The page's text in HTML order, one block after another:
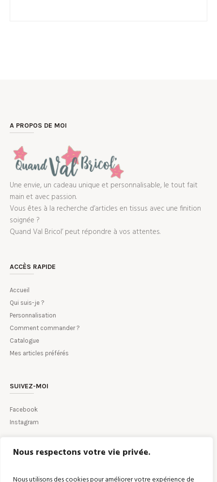
Nous respectons votre vie privée.
A PROPOS DE MOI
Une envie, un cadeau unique et personnalisable, le tout fait
main et avec passion.
Vous êtes à la recherche d’articles en tissus avec une finition
soignée ?
Quand Val Bricol’ peut répondre à vos attentes.
ACCÈS RAPIDE
Accueil
Qui suis-je ?
Personnalisation
Comment commander ?
Catalogue
Mes articles préférés
SUIVEZ-MOI
Facebook
Instagram